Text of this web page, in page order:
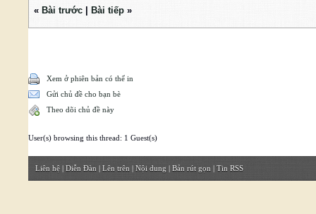
« Bài trước Bài tiếp »
Xem ở phiên bản có thể in
Gửi chủ đề cho bạn bè
Theo dõi chủ đề này
User(s) browsing this thread: 1 Guest(s)
Liên hệ | Diễn Đàn | Lên trên | Nội dung | Bản rút gọn | Tin RSS